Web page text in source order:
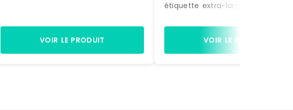
VOIR LE PRODUIT
étiquette extra-large (étiquettes
Marque : ELBA Délai de livraison :
jours ouvrésVOIR LE PRODUIT